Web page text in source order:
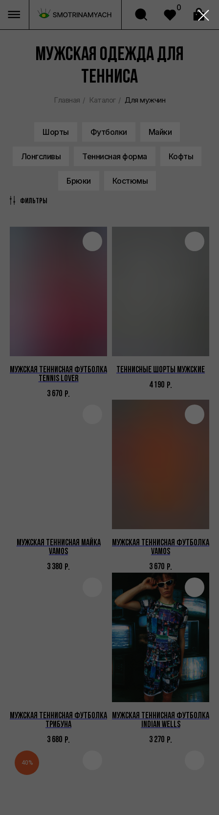
Мужская одежда для
тенниса
Главная / Каталог / Для мужчин
Шорты Футболки Майки
Лонгсливы Теннисная форма Кофты
Брюки Костюмы
Фильтры
Мужская теннисная футболка
TENNIS LOVER
3 670 Р.
Теннисные шорты мужские
4 190 Р.
Мужская теннисная майка
VAMOS
3 380 Р.
Мужская теннисная футболка
VAMOS
3 670 Р.
Мужская теннисная футболка
Трибуна
3 680 Р.
Мужская теннисная футболка
Indian Wells
3 270 Р.
40%